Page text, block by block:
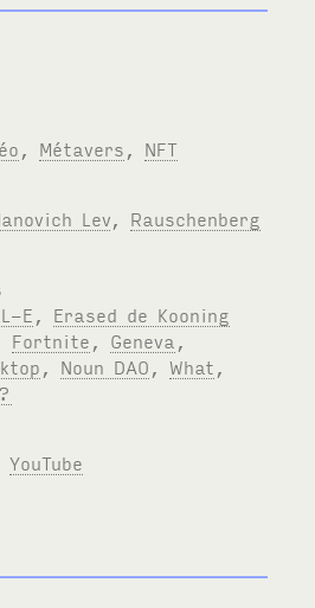
Métavers
NFT
Lev
Rauschenberg
E
Erased de Kooning
Fortnite Geneva
Noun DAO ,What
,YouTube